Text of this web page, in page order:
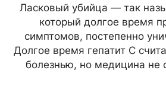
Ласковый убийца — так
который долгое время
симптомов, постепенно
Долгое время гепатит С
болезнью, но медицина не